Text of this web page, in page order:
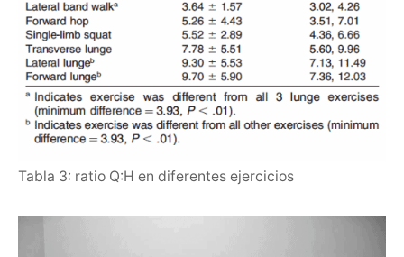
Tabla 3: ratio Q:H en diferentes ejercicios